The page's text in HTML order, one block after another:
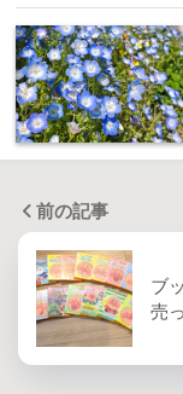
前の記事
ブ
売